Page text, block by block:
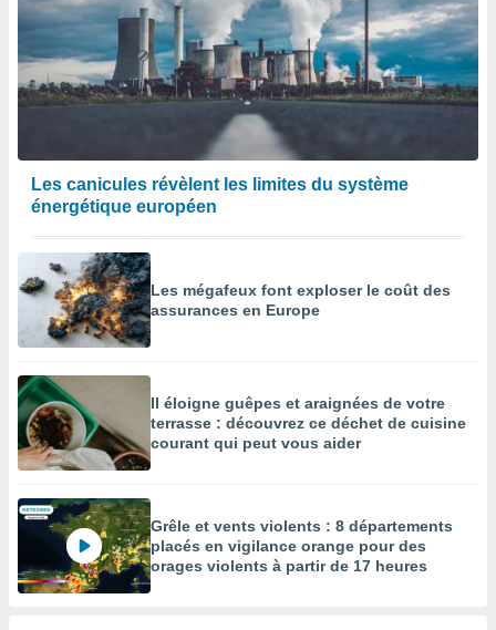
Les canicules révèlent les limites du système
énergétique européen
Les mégafeux font exploser le coût des
assurances en Europe
Il éloigne guêpes et araignées de votre
terrasse : découvrez ce déchet de cuisine
courant qui peut vous aider
Grêle et vents violents : 8 départements
placés en vigilance orange pour des
orages violents à partir de 17 heures